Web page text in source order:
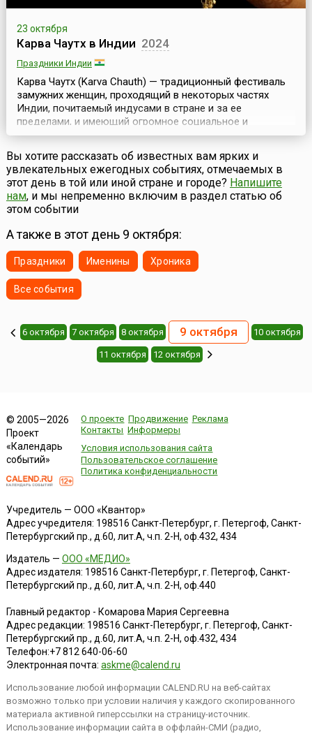
23 октября
Карва Чаутх в Индии 2024
Праздники Индии
Карва Чаутх (Karva Chauth) — традиционный фестиваль
замужних женщин, проходящий в некоторых частях
Индии, почитаемый индусами в стране и за ее
пределами, и имеющий огромное социальное и
культурное значение.В этот день замужние женщины
соблюдают пост, отказываясь от воды и еды, тем
самым желая мужу долгой и успешной жизни. Данный
ритуал символизирует преданность жен своим мужьям и
готовность и...
Вы хотите рассказать об известных вам ярких и
увлекательных ежегодных событиях, отмечаемых в
этот день в той или иной стране и городе? Напишите
нам, и мы непременно включим в раздел статью об
этом событии
А также в этот день 9 октября:
Праздники Именины Хроника
Все события
6 октября 7 октября 8 октября 9 октября 10 октября
11 октября 12 октября
© 2005—2026
Проект
«Календарь
событий»
О проекте Продвижение Реклама
Контакты Информеры
Условия использования сайта
Пользовательское соглашение
Политика конфиденциальности
Учредитель — ООО «Квантор»
Адрес учредителя: 198516 Санкт-Петербург, г. Петергоф, Санкт-
Петербургский пр., д.60, лит.А, ч.п. 2-Н, оф.432, 434
Издатель — ООО «МЕДИО»
Адрес издателя: 198516 Санкт-Петербург, г. Петергоф, Санкт-
Петербургский пр., д.60, лит.А, ч.п. 2-Н, оф.440
Главный редактор - Комарова Мария Сергеевна
Адрес редакции: 198516 Санкт-Петербург, г. Петергоф, Санкт-
Петербургский пр., д.60, лит.А, ч.п. 2-Н, оф.432, 434
Телефон:+7 812 640-06-60
Электронная почта: askme@calend.ru
Использование любой информации CALEND.RU на веб-сайтах
возможно только при условии наличия у каждого скопированного
материала активной гиперссылки на страницу-источник.
Использование информации сайта в оффлайн-СМИ (радио,